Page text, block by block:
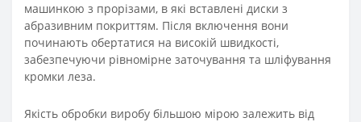
машинкою з прорізами, в які вставлені диски з
абразивним покриттям. Після включення вони
починають обертатися на високій швидкості,
забезпечуючи рівномірне заточування та шліфування
кромки леза.
Якість обробки виробу більшою мірою залежить від